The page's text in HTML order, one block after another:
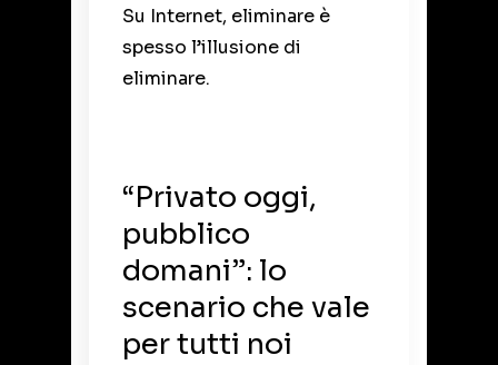
Su Internet, eliminare è
spesso l’illusione di
eliminare.
“Privato oggi,
pubblico
domani”: lo
scenario che vale
per tutti noi